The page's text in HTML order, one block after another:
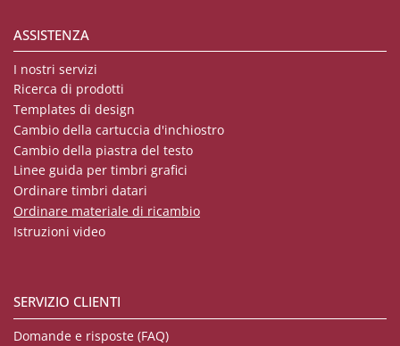
ASSISTENZA
I nostri servizi
Ricerca di prodotti
Templates di design
Cambio della cartuccia d'inchiostro
Cambio della piastra del testo
Linee guida per timbri grafici
Ordinare timbri datari
Ordinare materiale di ricambio
Istruzioni video
SERVIZIO CLIENTI
Domande e risposte (FAQ)